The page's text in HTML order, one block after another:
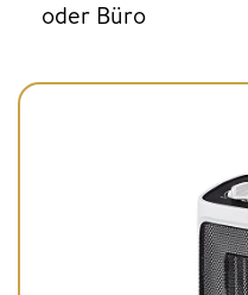
oder Büro